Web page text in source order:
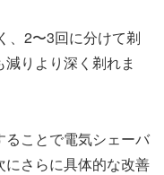
、2〜3回に分けて剃
りより深く剃れま
ることで電気シェーバ
さらに具体的な改善